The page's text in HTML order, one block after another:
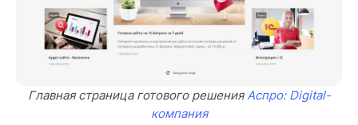
Главная страница готового решенияАспро: Digital-
компания